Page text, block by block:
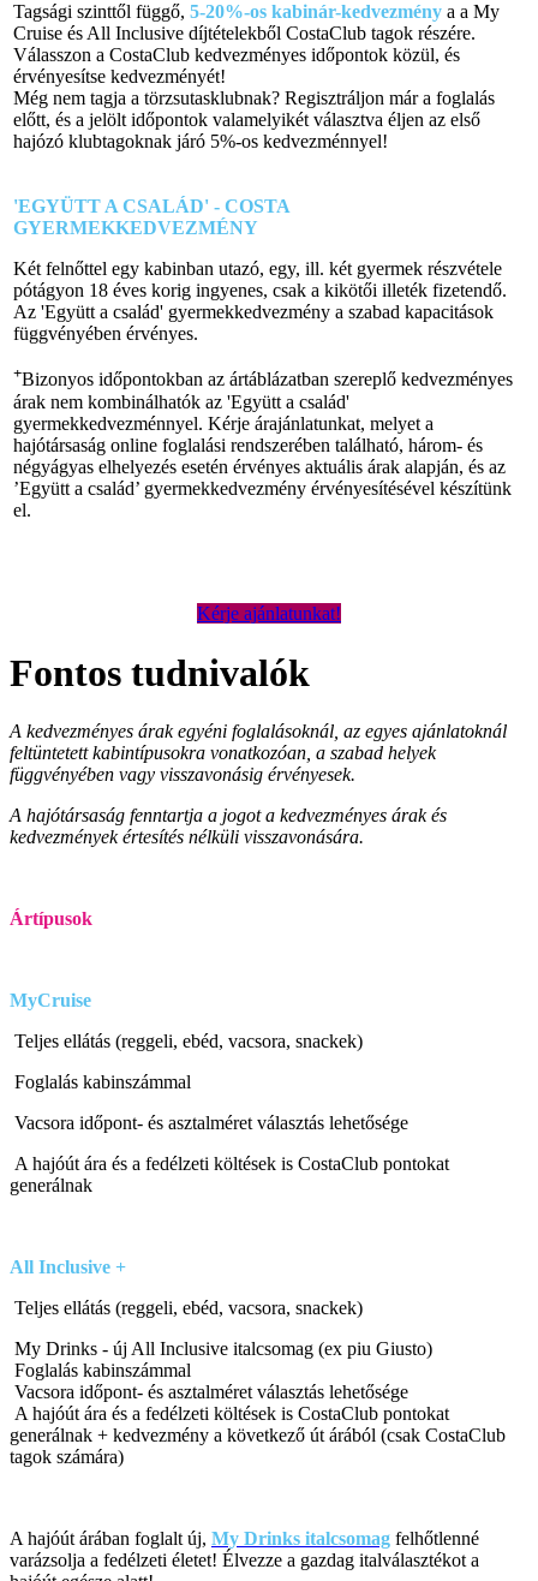
Tagsági szinttől függő, 5-20%-os kabinár-kedvezmény a a My
Cruise és All Inclusive díjtételekből CostaClub tagok részére.
Válasszon a CostaClub kedvezményes időpontok közül, és
érvényesítse kedvezményét!
Még nem tagja a törzsutasklubnak? Regisztráljon már a foglalás
előtt, és a jelölt időpontok valamelyikét választva éljen az első
hajózó klubtagoknak járó 5%-os kedvezménnyel!
'EGYÜTT A CSALÁD' - COSTA
GYERMEKKEDVEZMÉNY
Két felnőttel egy kabinban utazó, egy, ill. két gyermek részvétele
pótágyon 18 éves korig ingyenes, csak a kikötői illeték fizetendő.
Az 'Együtt a család' gyermekkedvezmény a szabad kapacitások
függvényében érvényes.
+Bizonyos időpontokban az ártáblázatban szereplő kedvezményes
árak nem kombinálhatók az 'Együtt a család'
gyermekkedvezménnyel. Kérje árajánlatunkat, melyet a
hajótársaság online foglalási rendszerében található, három- és
négyágyas elhelyezés esetén érvényes aktuális árak alapján, és az
’Együtt a család’ gyermekkedvezmény érvényesítésével készítünk
el.
Kérje ajánlatunkat!
Fontos tudnivalók
A kedvezményes árak egyéni foglalásoknál, az egyes ajánlatoknál
feltüntetett kabintípusokra vonatkozóan, a szabad helyek
függvényében vagy visszavonásig érvényesek.
A hajótársaság fenntartja a jogot a kedvezményes árak és
kedvezmények értesítés nélküli visszavonására.
Ártípusok
MyCruise
Teljes ellátás (reggeli, ebéd, vacsora, snackek)
Foglalás kabinszámmal
Vacsora időpont- és asztalméret választás lehetősége
A hajóút ára és a fedélzeti költések is CostaClub pontokat
generálnak
All Inclusive +
Teljes ellátás (reggeli, ebéd, vacsora, snackek)
My Drinks - új All Inclusive italcsomag (ex piu Giusto)
Foglalás kabinszámmal
Vacsora időpont- és asztalméret választás lehetősége
A hajóút ára és a fedélzeti költések is CostaClub pontokat
generálnak + kedvezmény a következő út árából (csak CostaClub
tagok számára)
A hajóút árában foglalt új, My Drinks italcsomag felhőtlenné
varázsolja a fedélzeti életet! Élvezze a gazdag italválasztékot a